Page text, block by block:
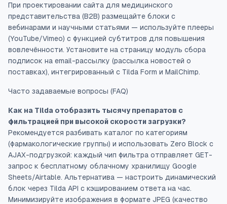
При проектировании сайта для медицинского
представительства (B2B) размещайте блоки с
вебинарами и научными статьями — используйте плееры
(YouTube/Vimeo) с функцией субтитров для повышения
вовлечённости. Установите на страницу модуль сбора
подписок на email-рассылку (рассылка новостей о
поставках), интегрированный с Tilda Form и MailChimp.
Часто задаваемые вопросы (FAQ)
Как на Tilda отобразить тысячу препаратов с
фильтрацией при высокой скорости загрузки?
Рекомендуется разбивать каталог по категориям
(фармакологические группы) и использовать Zero Block с
AJAX-подгрузкой: каждый чип фильтра отправляет GET-
запрос к бесплатному облачному хранилищу Google
Sheets/Airtable. Альтернатива — настроить динамический
блок через Tilda API с кэшированием ответа на час.
Минимизируйте изображения в формате JPEG (качество